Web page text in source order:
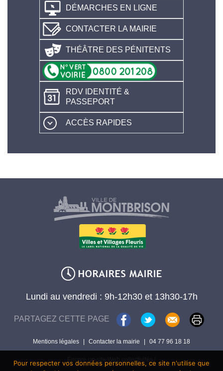
DÉMARCHES EN LIGNE
CONTACTER LA MAIRIE
THÉÂTRE DES PÉNITENTS
RDV IDENTITÉ &
PASSEPORT
ACCÈS RAPIDES
Lundi au vendredi : 9h-12h30 et 13h30-17h
PARTAGEZ CETTE PAGE
Mentions légales | Contacter la mairie | 04 77 96 18 18
Encore un site Web collectivités !
Pour respecter vos données personnelles, ce site n'utilise que